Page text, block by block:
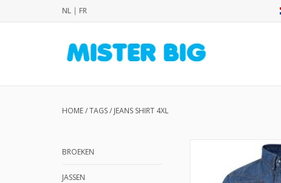
NL | FR
HOME/TAGS/ JEANS SHIRT 4XL
BROEKEN
JASSEN